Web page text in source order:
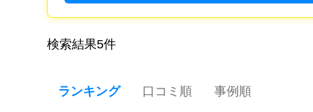
検索結果5件
ランキング 口コミ順 事例順